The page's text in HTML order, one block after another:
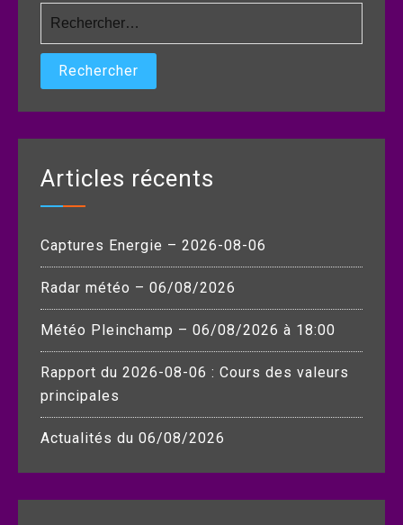
Articles récents
Captures Energie – 2026-08-06
Radar météo – 06/08/2026
Météo Pleinchamp – 06/08/2026 à 18:00
Rapport du 2026-08-06 : Cours des valeurs
principales
Actualités du 06/08/2026